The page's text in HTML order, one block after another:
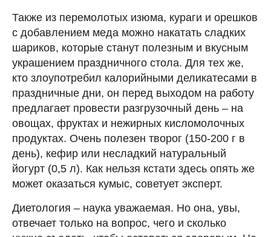
Также из перемолотых изюма, кураги и орешков
с добавлением меда можно накатать сладких
шариков, которые станут полезным и вкусным
украшением праздничного стола. Для тех же,
кто злоупотребил калорийными деликатесами в
праздничные дни, он перед выходом на работу
предлагает провести разгрузочный день – на
овощах, фруктах и нежирных кисломолочных
продуктах. Очень полезен творог (150-200 г в
день), кефир или несладкий натуральный
йогурт (0,5 л). Как нельзя кстати здесь опять же
может оказаться кумыс, советует эксперт.
Диетология – наука уважаемая. Но она, увы,
отвечает только на вопрос, чего и сколько